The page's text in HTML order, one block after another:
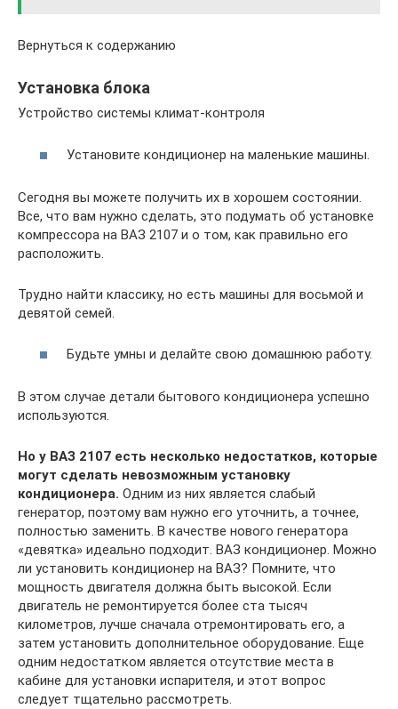
Вернуться к содержанию
Установка блока
Устройство системы климат-контроля
Установите кондиционер на маленькие машины.
Сегодня вы можете получить их в хорошем состоянии.
Все, что вам нужно сделать, это подумать об установке
компрессора на ВАЗ 2107 и о том, как правильно его
расположить.
Трудно найти классику, но есть машины для восьмой и
девятой семей.
Будьте умны и делайте свою домашнюю работу.
В этом случае детали бытового кондиционера успешно
используются.
Но у ВАЗ 2107 есть несколько недостатков, которые
могут сделать невозможным установку
кондиционера. Одним из них является слабый
генератор, поэтому вам нужно его уточнить, а точнее,
полностью заменить. В качестве нового генератора
«девятка» идеально подходит. ВАЗ кондиционер. Можно
ли установить кондиционер на ВАЗ? Помните, что
мощность двигателя должна быть высокой. Если
двигатель не ремонтируется более ста тысяч
километров, лучше сначала отремонтировать его, а
затем установить дополнительное оборудование. Еще
одним недостатком является отсутствие места в
кабине для установки испарителя, и этот вопрос
следует тщательно рассмотреть.